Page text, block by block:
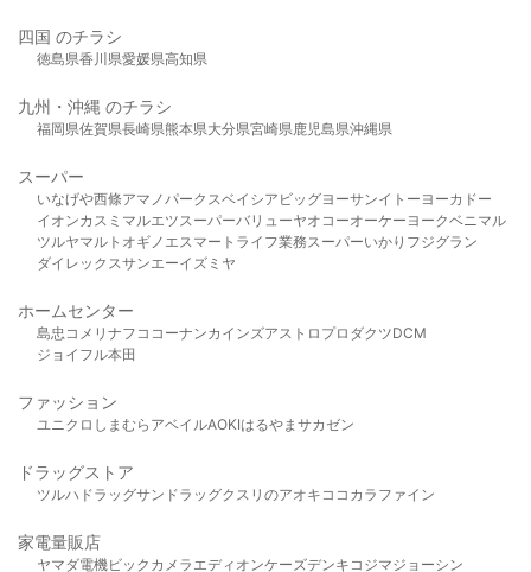
四国 のチラシ
徳島県香川県愛媛県高知県
九州・沖縄 のチラシ
福岡県佐賀県長崎県熊本県大分県宮崎県鹿児島県沖縄県
スーパー
いなげや西條アマノパークスベイシア ビッグヨーサンイトーヨーカドー
イオンカスミ マルエツスーパーバリューヤオコーオーケー ヨークベニマル
ツルヤマルト オギノ エスマート ライフ業務スーパーいかり フジグラン
ダイレックスサンエーイズミヤ
ホームセンター
島忠 コメリ ナフコ コーナンカインズアストロプロダクツDCM
ジョイフル本田
ファッション
ユニクロ しまむら アベイルAOKIはるやま サカゼン
ドラッグストア
ツルハドラッグサンドラッグクスリのアオキ ココカラファイン
家電量販店
ヤマダ電機ビックカメラ エディオンケーズデンキ コジマジョーシン